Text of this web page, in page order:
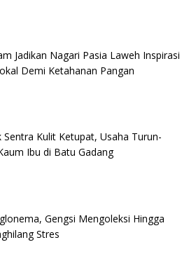
Jadikan Nagari Pasia Laweh Inspirasi
Demi Ketahanan Pangan
Sentra Kulit Ketupat, Usaha Turun-
Ibu di Batu Gadang
Gengsi Mengoleksi Hingga
Stres